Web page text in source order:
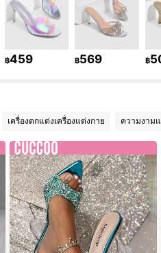
฿459 ฿569 ฿
เครื่องตกแต่งเครื่องแต่งกาย ความงาม